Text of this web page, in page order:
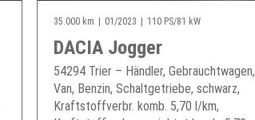
35.000 km 01/2023 110 PS/81 kW
DACIA Jogger
54294 Trier – Händler, Gebrauchtwagen,
Van, Benzin, Schaltgetriebe, schwarz,
Kraftstoffverbr. komb. 5,70 l/km,